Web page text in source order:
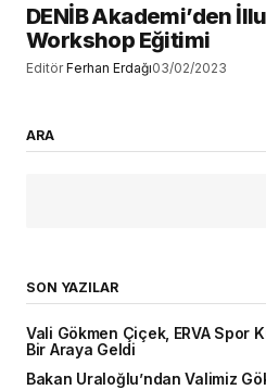
DENİB Akademi’den
Workshop Eğitimi
Editör Ferhan Erdağı03/02/2023
ARA
SON YAZILAR
Vali Gökmen Çiçek, ERVA Spor Kulüplerinin Hâmileriyle
Bir Araya Geldi
Bakan Uraloğlu’ndan Valimiz